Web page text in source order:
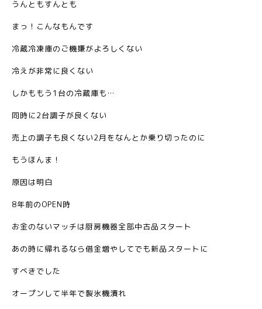
うんともすんとも
まっ！こんなもんです
冷蔵冷凍庫のご機嫌がよろしくない
冷えが非常に良くない
しかももう1台の冷蔵庫も…
同時に2台調子が良くない
売上の調子も良くない2月をなんとか乗り切ったのに
もうほんま！
原因は明白
8年前のOPEN時
お金のないマッチは厨房機器全部中古品スタート
あの時に帰れるなら借金増やしてでも新品スタートに
すべきでした
オープンして半年で製氷機潰れ